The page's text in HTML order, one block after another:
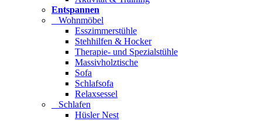
Entspannen
Wohnmöbel
Esszimmerstühle
Stehhilfen & Hocker
Therapie- und Spezialstühle
Massivholztische
Sofa
Schlafsofa
Relaxsessel
Schlafen
Hüsler Nest